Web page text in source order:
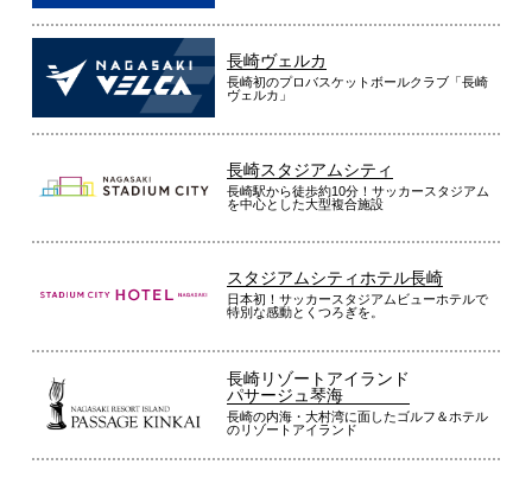
長崎ヴェルカ
長崎初のプロバスケットボールクラブ「長崎
ヴェルカ」
長崎スタジアムシティ
長崎駅から徒歩約10分！サッカースタジアム
を中心とした大型複合施設
スタジアムシティホテル長崎
日本初！サッカースタジアムビューホテルで
特別な感動とくつろぎを。
長崎リゾートアイランド
パサージュ琴海
長崎の内海・大村湾に面したゴルフ＆ホテル
のリゾートアイランド